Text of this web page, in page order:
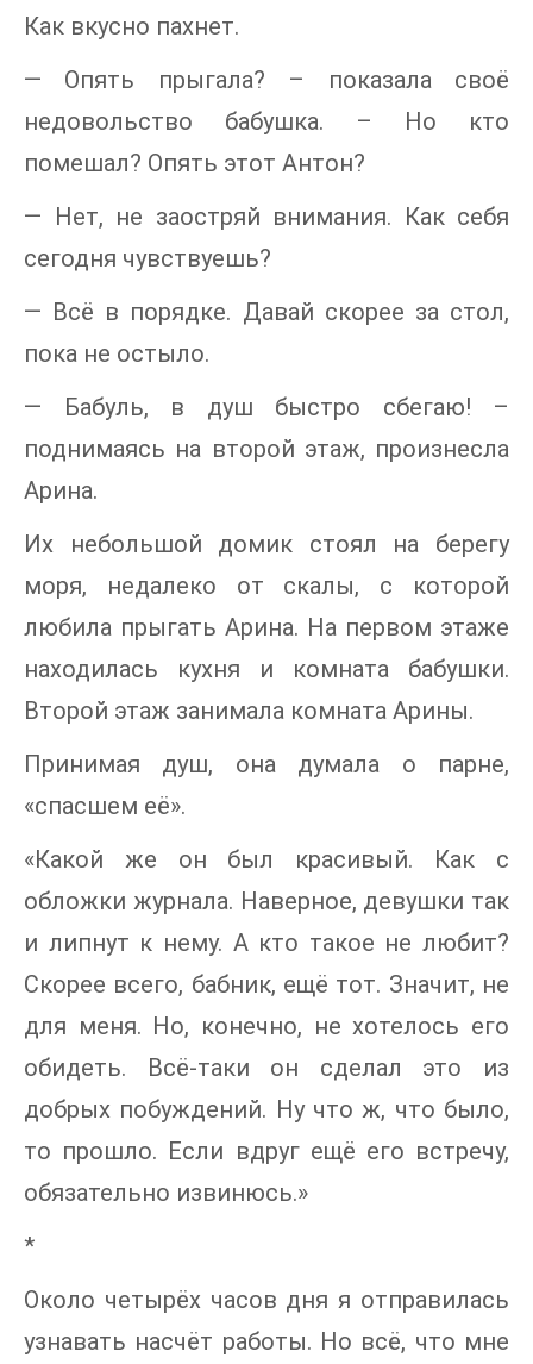
Как вкусно пахнет.
— Опять прыгала? – показала своё
недовольство бабушка. – Но кто
помешал? Опять этот Антон?
— Нет, не заостряй внимания. Как себя
сегодня чувствуешь?
— Всё в порядке. Давай скорее за стол,
пока не остыло.
— Бабуль, в душ быстро сбегаю! –
поднимаясь на второй этаж, произнесла
Арина.
Их небольшой домик стоял на берегу
моря, недалеко от скалы, с которой
любила прыгать Арина. На первом этаже
находилась кухня и комната бабушки.
Второй этаж занимала комната Арины.
Принимая душ, она думала о парне,
«спасшем её».
«Какой же он был красивый. Как с
обложки журнала. Наверное, девушки так
и липнут к нему. А кто такое не любит?
Скорее всего, бабник, ещё тот. Значит, не
для меня. Но, конечно, не хотелось его
обидеть. Всё-таки он сделал это из
добрых побуждений. Ну что ж, что было,
то прошло. Если вдруг ещё его встречу,
обязательно извинюсь.»
*
Около четырёх часов дня я отправилась
узнавать насчёт работы. Но всё, что мне